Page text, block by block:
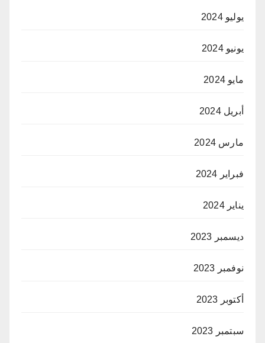
يوليو 2024
يونيو 2024
مايو 2024
أبريل 2024
مارس 2024
فبراير 2024
يناير 2024
ديسمبر 2023
نوفمبر 2023
أكتوبر 2023
سبتمبر 2023